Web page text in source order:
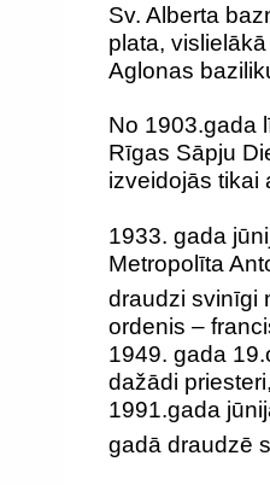
Sv. Alberta
plata,
Aglonas
No 1903.gada
Rīgas Sāpju
izveidojās tikai
1933. gada
Metropolīta
draudzi svinīgi
ordenis –
1949. gada
dažādi
1991.gada
gadā draudzē